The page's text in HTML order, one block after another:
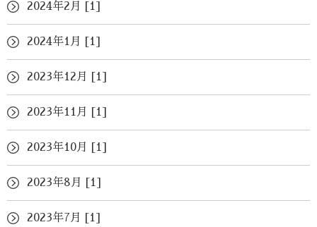
2024年2月 [1]
2024年1月 [1]
2023年12月 [1]
2023年11月 [1]
2023年10月 [1]
2023年8月 [1]
2023年7月 [1]